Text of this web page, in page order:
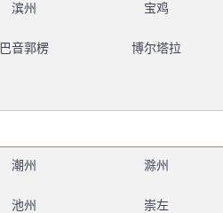
滨州 宝鸡
巴音郭楞 博尔塔拉
潮州 滁州
池州 崇左